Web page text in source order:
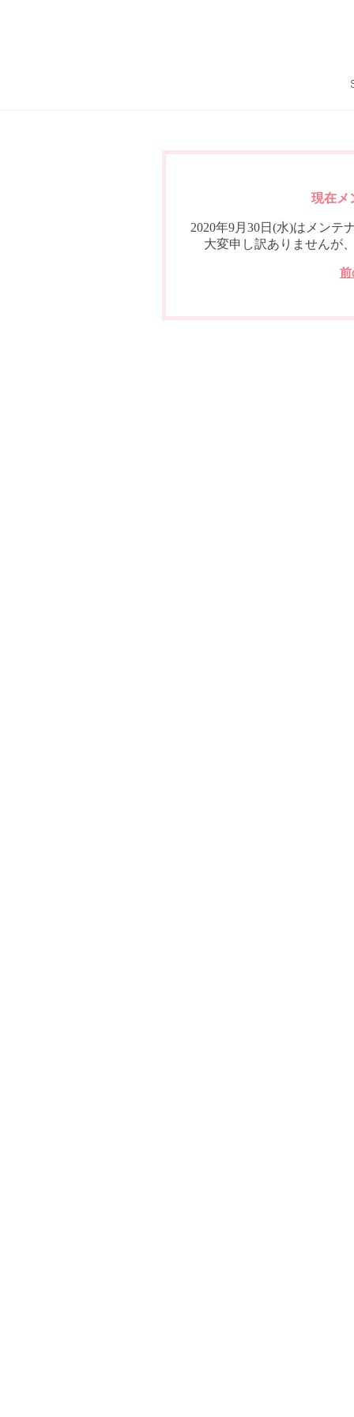
現在メ
2020年9月30日(水)はメンテ
大変申し訳ありませんが
前